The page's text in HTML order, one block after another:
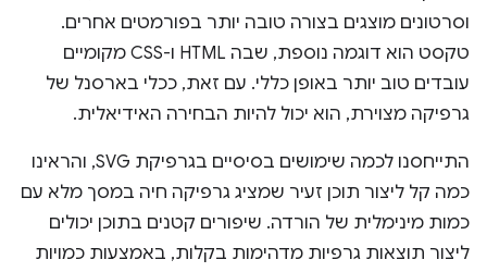
וסרטונים מוצגים בצורה טובה יותר בפורמטים אחרים.
טקסט הוא דוגמה נוספת, שבה HTML ו-CSS מקומיים
עובדים טוב יותר באופן כללי. עם זאת, ככלי בארסנל של
גרפיקה מצוירת, הוא יכול להיות הבחירה האידיאלית.
התייחסנו לכמה שימושים בסיסיים בגרפיקת SVG, והראינו
כמה קל ליצור תוכן זעיר שמציג גרפיקה חיה במסך מלא עם
כמות מינימלית של הורדה. שיפורים קטנים בתוכן יכולים
ליצור תוצאות גרפיות מדהימות בקלות, באמצעות כמויות